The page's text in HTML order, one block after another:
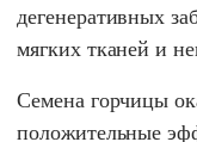
дегенеративных
мягких тканей и
Семена горчицы
положительные